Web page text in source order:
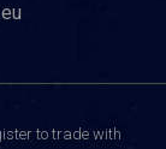
to trade with